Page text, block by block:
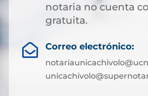
notaria no cuenta
gratuita.
 Correo electrónico: